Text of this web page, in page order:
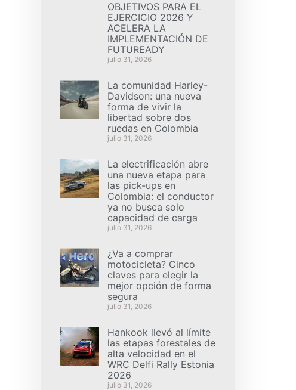
OBJETIVOS PARA EL
EJERCICIO 2026 Y
ACELERA LA
IMPLEMENTACIÓN DE
FUTUREADY
julio 31, 2026
La comunidad Harley-
Davidson: una nueva
forma de vivir la
libertad sobre dos
ruedas en Colombia
julio 31, 2026
La electrificación abre
una nueva etapa para
las pick-ups en
Colombia: el conductor
ya no busca solo
capacidad de carga
julio 31, 2026
¿Va a comprar
motocicleta? Cinco
claves para elegir la
mejor opción de forma
segura
julio 31, 2026
Hankook llevó al límite
las etapas forestales de
alta velocidad en el
WRC Delfi Rally Estonia
2026
julio 31, 2026